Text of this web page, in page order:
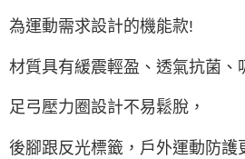
付款後7-11取貨
每筆NT$80，滿NT$1,000(含以上)免運費
宅配(外島)
為運動需求設計的機能款!
材質具有緩震輕盈、透氣抗菌、
足弓壓力圈設計不易鬆脫，
後腳跟反光標籤，戶外運動防護